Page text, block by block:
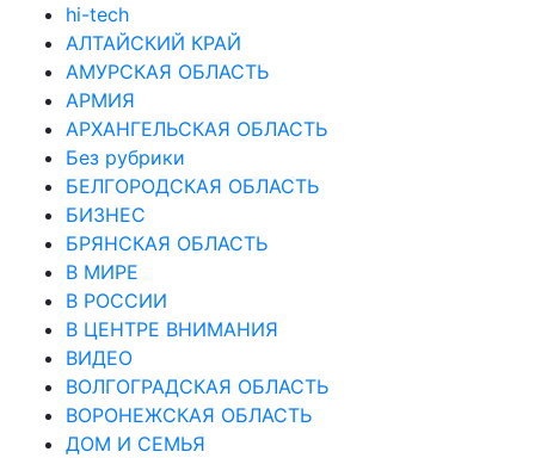
hi-tech
АЛТАЙСКИЙ КРАЙ
АМУРСКАЯ ОБЛАСТЬ
АРМИЯ
АРХАНГЕЛЬСКАЯ ОБЛАСТЬ
Без рубрики
БЕЛГОРОДСКАЯ ОБЛАСТЬ
БИЗНЕС
БРЯНСКАЯ ОБЛАСТЬ
В МИРЕ
В РОССИИ
В ЦЕНТРЕ ВНИМАНИЯ
ВИДЕО
ВОЛГОГРАДСКАЯ ОБЛАСТЬ
ВОРОНЕЖСКАЯ ОБЛАСТЬ
ДОМ И СЕМЬЯ